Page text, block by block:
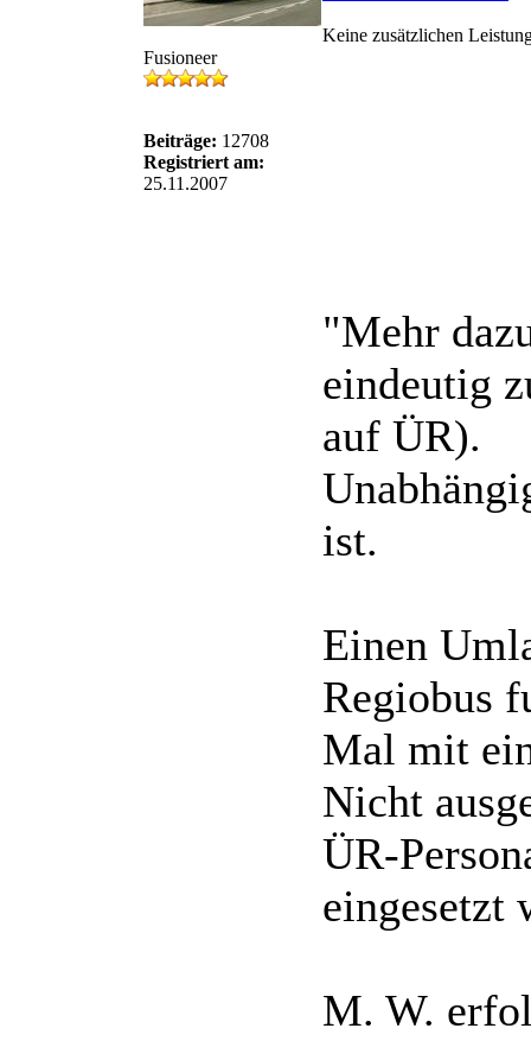
Fusioneer
Beiträge: 12708
Registriert am:
25.11.2007
Keine zusätzlichen
"Mehr
eindeutig
auf ÜR).
ist.
Einen
Regiobus
Mal mit
Nicht
ÜR-
eingesetzt
M. W.